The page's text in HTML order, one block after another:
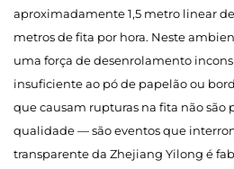
aproximadamente 1,5 metro linear
metros de fita por hora. Neste
uma força de desenrolamento
insuficiente ao pó de papelão ou
que causam rupturas na fita não são
qualidade — são eventos que
transparente da Zhejiang Yilong é